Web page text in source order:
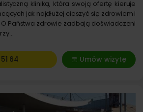
kliniką, która swoją ofertę kieruje
jak najdłużej cieszyć się zdrowiem i
Państwa zdrowie zadbają doświadczeni
Umów wizytę
51 64